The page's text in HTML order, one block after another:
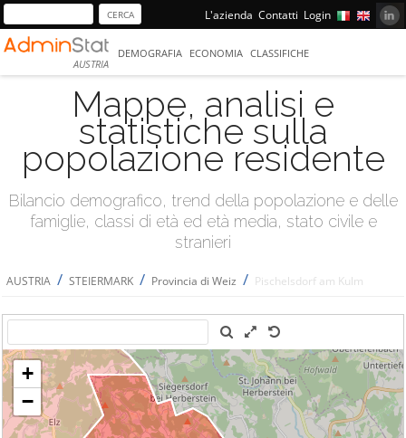
L'azienda Contatti Login
AUSTRIA
DEMOGRAFIA ECONOMIA CLASSIFICHE
Mappe, analisi e
statistiche sulla
popolazione residente
Bilancio demografico, trend della popolazione e delle
famiglie, classi di età ed età media, stato civile e
stranieri
AUSTRIA / STEIERMARK / Provincia di Weiz / Pischelsdorf am Kulm